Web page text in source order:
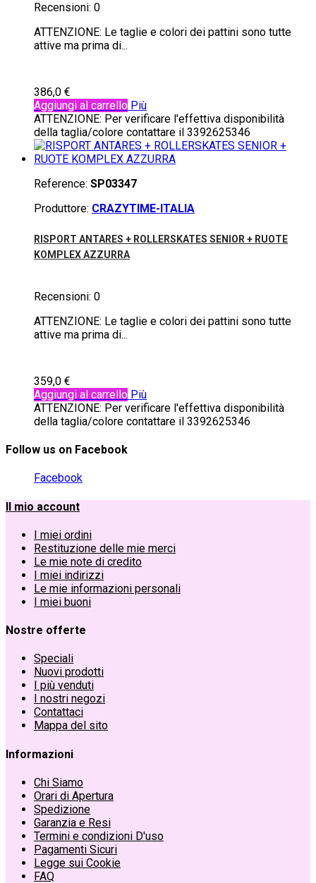
Recensioni: 0
ATTENZIONE: Le taglie e colori dei pattini sono tutte
attive ma prima di...
386,0 €
Aggiungi al carrello Più
ATTENZIONE: Per verificare l'effettiva disponibilità
della taglia/colore contattare il 3392625346
Reference: SP03347
Produttore: CRAZYTIME-ITALIA
RISPORT ANTARES + ROLLERSKATES SENIOR + RUOTE
KOMPLEX AZZURRA
Recensioni: 0
ATTENZIONE: Le taglie e colori dei pattini sono tutte
attive ma prima di...
359,0 €
Aggiungi al carrello Più
ATTENZIONE: Per verificare l'effettiva disponibilità
della taglia/colore contattare il 3392625346
Follow us on Facebook
Facebook
Il mio account
I miei ordini
Restituzione delle mie merci
Le mie note di credito
I miei indirizzi
Le mie informazioni personali
I miei buoni
Nostre offerte
Speciali
Nuovi prodotti
I più venduti
I nostri negozi
Contattaci
Mappa del sito
Informazioni
Chi Siamo
Orari di Apertura
Spedizione
Garanzia e Resi
Termini e condizioni D'uso
Pagamenti Sicuri
Legge sui Cookie
FAQ